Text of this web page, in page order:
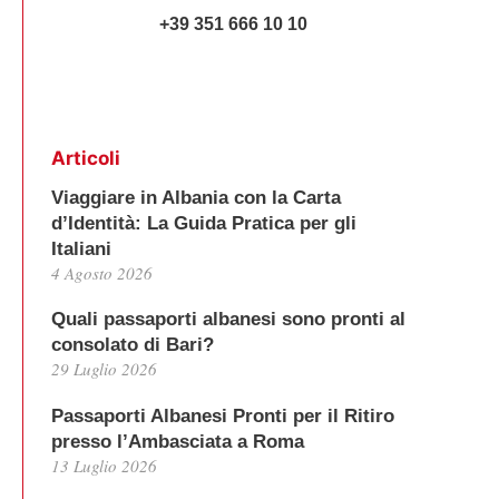
+39 351 666 10 10
Articoli
Viaggiare in Albania con la Carta
d’Identità: La Guida Pratica per gli
Italiani
4 Agosto 2026
Quali passaporti albanesi sono pronti al
consolato di Bari?
29 Luglio 2026
Passaporti Albanesi Pronti per il Ritiro
presso l’Ambasciata a Roma
13 Luglio 2026